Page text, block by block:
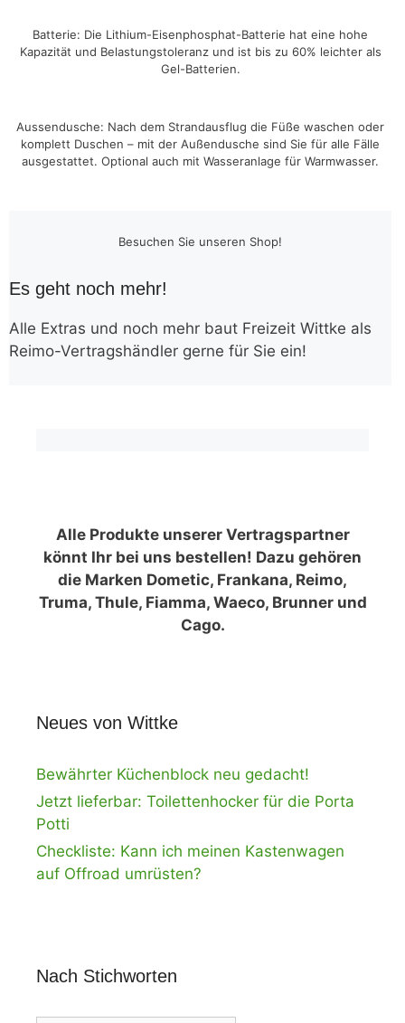
Batterie: Die Lithium-Eisenphosphat-Batterie hat eine hohe
Kapazität und Belastungstoleranz und ist bis zu 60% leichter als
Gel-Batterien.
Aussendusche: Nach dem Strandausflug die Füße waschen oder
komplett Duschen – mit der Außendusche sind Sie für alle Fälle
ausgestattet. Optional auch mit Wasseranlage für Warmwasser.
Besuchen Sie unseren Shop!
Es geht noch mehr!
Alle Extras und noch mehr baut Freizeit Wittke als
Reimo-Vertragshändler gerne für Sie ein!
Alle Produkte unserer Vertragspartner
könnt Ihr bei uns bestellen! Dazu gehören
die Marken Dometic, Frankana, Reimo,
Truma, Thule, Fiamma, Waeco, Brunner und
Cago.
Neues von Wittke
Bewährter Küchenblock neu gedacht!
Jetzt lieferbar: Toilettenhocker für die Porta
Potti
Checkliste: Kann ich meinen Kastenwagen
auf Offroad umrüsten?
Nach Stichworten